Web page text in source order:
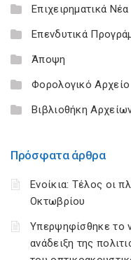
Επιχειρηματικά Νέα
Επενδυτικά
Άποψη
Φορολογικό Αρχείο
Βιβλιοθήκη
Πρόσφατα άρθρα
Ενοίκια: Τέλος οι
Οκτωβρίου
Υπερψηφίσθηκε το
ανάδειξη της